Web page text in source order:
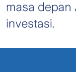
masa depan
investasi.